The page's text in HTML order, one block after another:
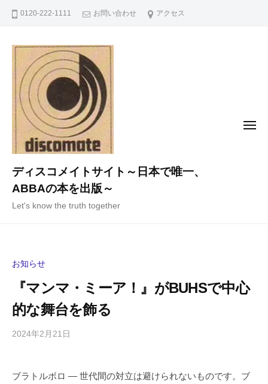
0120-222-1111 お問い合わせ アクセス
ディスコメイトサイト～日本で唯一、
ABBAの本を出版～
Let's know the truth together
メ
お知らせ
『マンマ・ミーア！』がBUHSで中心
的な舞台を飾る
2024年2月21日
iの
ブラトルボロ — 世代間の対立は避けられないものです。ブ